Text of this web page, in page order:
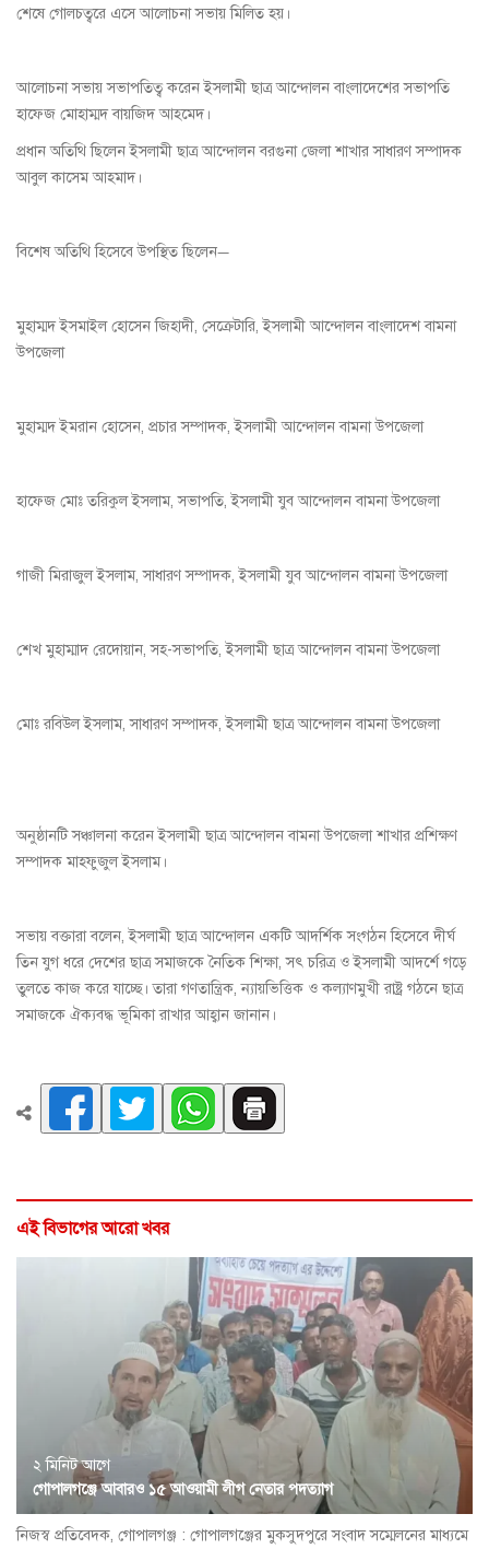
শেষে গোলচত্বরে এসে আলোচনা সভায় মিলিত হয়।
আলোচনা সভায় সভাপতিত্ব করেন ইসলামী ছাত্র আন্দোলন বাংলাদেশের সভাপতি
হাফেজ মোহাম্মদ বায়জিদ আহমেদ।
প্রধান অতিথি ছিলেন ইসলামী ছাত্র আন্দোলন বরগুনা জেলা শাখার সাধারণ সম্পাদক
আবুল কাসেম আহমাদ।
বিশেষ অতিথি হিসেবে উপস্থিত ছিলেন—
মুহাম্মদ ইসমাইল হোসেন জিহাদী, সেক্রেটারি, ইসলামী আন্দোলন বাংলাদেশ বামনা
উপজেলা
মুহাম্মদ ইমরান হোসেন, প্রচার সম্পাদক, ইসলামী আন্দোলন বামনা উপজেলা
হাফেজ মোঃ তরিকুল ইসলাম, সভাপতি, ইসলামী যুব আন্দোলন বামনা উপজেলা
গাজী মিরাজুল ইসলাম, সাধারণ সম্পাদক, ইসলামী যুব আন্দোলন বামনা উপজেলা
শেখ মুহাম্মাদ রেদোয়ান, সহ-সভাপতি, ইসলামী ছাত্র আন্দোলন বামনা উপজেলা
মোঃ রবিউল ইসলাম, সাধারণ সম্পাদক, ইসলামী ছাত্র আন্দোলন বামনা উপজেলা
অনুষ্ঠানটি সঞ্চালনা করেন ইসলামী ছাত্র আন্দোলন বামনা উপজেলা শাখার প্রশিক্ষণ
সম্পাদক মাহফুজুল ইসলাম।
সভায় বক্তারা বলেন, ইসলামী ছাত্র আন্দোলন একটি আদর্শিক সংগঠন হিসেবে দীর্ঘ
তিন যুগ ধরে দেশের ছাত্র সমাজকে নৈতিক শিক্ষা, সৎ চরিত্র ও ইসলামী আদর্শে গড়ে
তুলতে কাজ করে যাচ্ছে। তারা গণতান্ত্রিক, ন্যায়ভিত্তিক ও কল্যাণমুখী রাষ্ট্র গঠনে ছাত্র
সমাজকে ঐক্যবদ্ধ ভূমিকা রাখার আহ্বান জানান।
এই বিভাগের আরো খবর
২ মিনিট আগে
গোপালগঞ্জে আবারও ১৫ আওয়ামী লীগ নেতার পদত্যাগ
নিজস্ব প্রতিবেদক, গোপালগঞ্জ : গোপালগঞ্জের মুকসুদপুরে সংবাদ সম্মেলনের মাধ্যমে